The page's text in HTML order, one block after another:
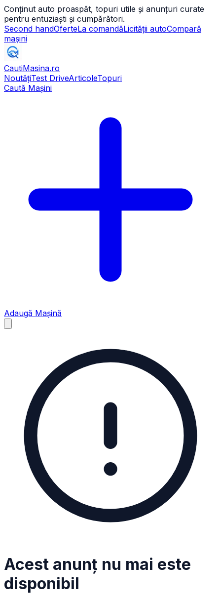
Conținut auto proaspăt, topuri utile și anunțuri curate
pentru entuziaști și cumpărători.
Second handOferteLa comandăLicității autoCompară
mașini
CautiMasina.ro
NoutățiTest DriveArticoleTopuri
Caută Mașini
Adaugă Mașină
Acest anunț nu mai este
disponibil